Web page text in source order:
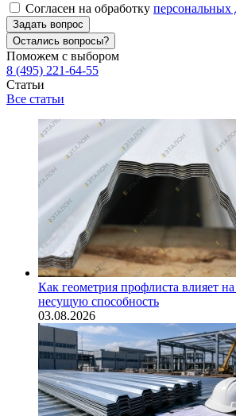
Согласен на обработку персональных
Задать вопрос
Остались вопросы?
Поможем с выбором
8 (495) 221-64-55
Статьи
Все статьи
Как геометрия профлиста влияет на
несущую способность
03.08.2026